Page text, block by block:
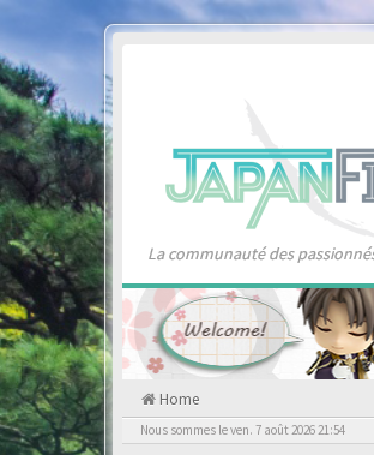
La communauté des
Home
Nous sommes le ven. 7 août 2026 21:54